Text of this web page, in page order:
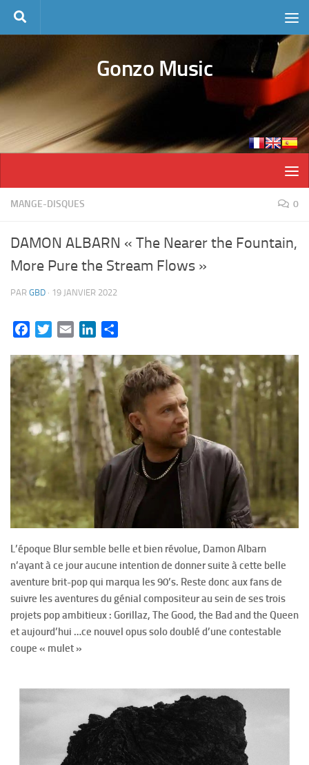
Skip to content
Gonzo Music
MANGE-DISQUES 0
DAMON ALBARN « The Nearer the Fountain,
More Pure the Stream Flows »
PAR GBD · 19 JANVIER 2022
FacebookTwitterEmail LinkedIn
L’époque Blur semble belle et bien révolue, Damon Albarn
n’ayant à ce jour aucune intention de donner suite à cette belle
aventure brit-pop qui marqua les 90’s. Reste donc aux fans de
suivre les aventures du génial compositeur au sein de ses trois
projets pop ambitieux : Gorillaz, The Good, the Bad and the Queen
et aujourd’hui …ce nouvel opus solo doublé d’une contestable
coupe « mulet »